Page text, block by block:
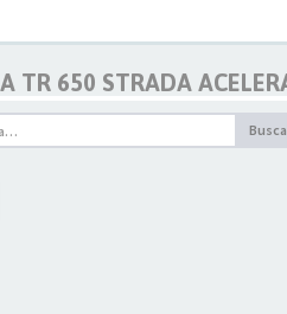
TR 650 STRADA